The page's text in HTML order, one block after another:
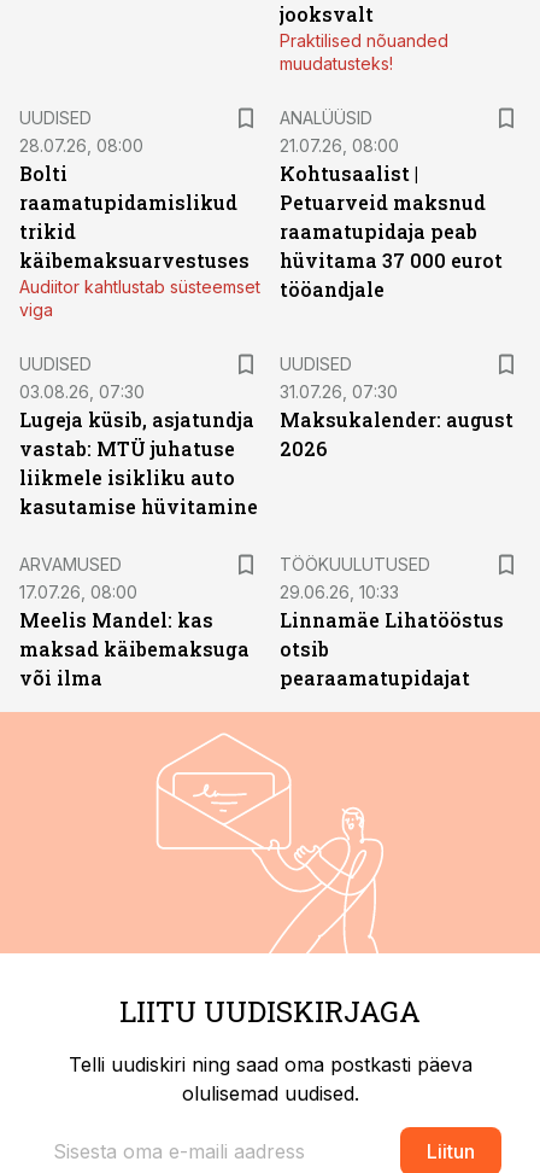
jooksvalt
Praktilised nõuanded
muudatusteks!
UUDISED
28.07.26, 08:00
Bolti
raamatupidamislikud
trikid
käibemaksuarvestuses
Audiitor kahtlustab süsteemset
viga
ANALÜÜSID
21.07.26, 08:00
Kohtusaalist |
Petuarveid maksnud
raamatupidaja peab
hüvitama 37 000 eurot
tööandjale
UUDISED
03.08.26, 07:30
Lugeja küsib, asjatundja
vastab: MTÜ juhatuse
liikmele isikliku auto
kasutamise hüvitamine
UUDISED
31.07.26, 07:30
Maksukalender: august
2026
ARVAMUSED
17.07.26, 08:00
Meelis Mandel: kas
maksad käibemaksuga
või ilma
TÖÖKUULUTUSED
29.06.26, 10:33
Linnamäe Lihatööstus
otsib
pearaamatupidajat
LIITU UUDISKIRJAGA
Telli uudiskiri ning saad oma postkasti päeva
olulisemad uudised.
Liitun